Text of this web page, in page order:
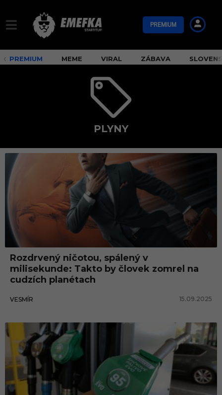
PREMIUM
PREMIUM MEME VIRAL ZÁBAVA
PLYNY
p
y
n
y
Rozdrvený ničotou, spálený v
milisekunde: Takto by človek zomrel na
cudzích planétach
VESMÍR 15.09.2025